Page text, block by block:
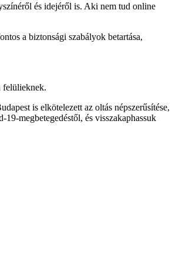
és idejéről is. Aki nem tud online
a biztonsági szabályok betartása,
felülieknek.
is elkötelezett az oltás népszerűsítése,
megbetegedéstől, és visszakaphassuk